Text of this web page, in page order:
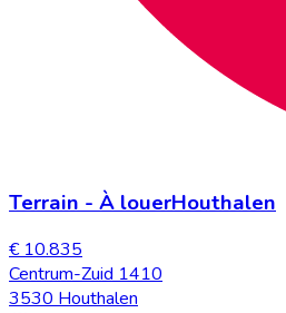
Terrain - À louerHouthalen
€ 10.835
Centrum-Zuid 1410
3530 Houthalen